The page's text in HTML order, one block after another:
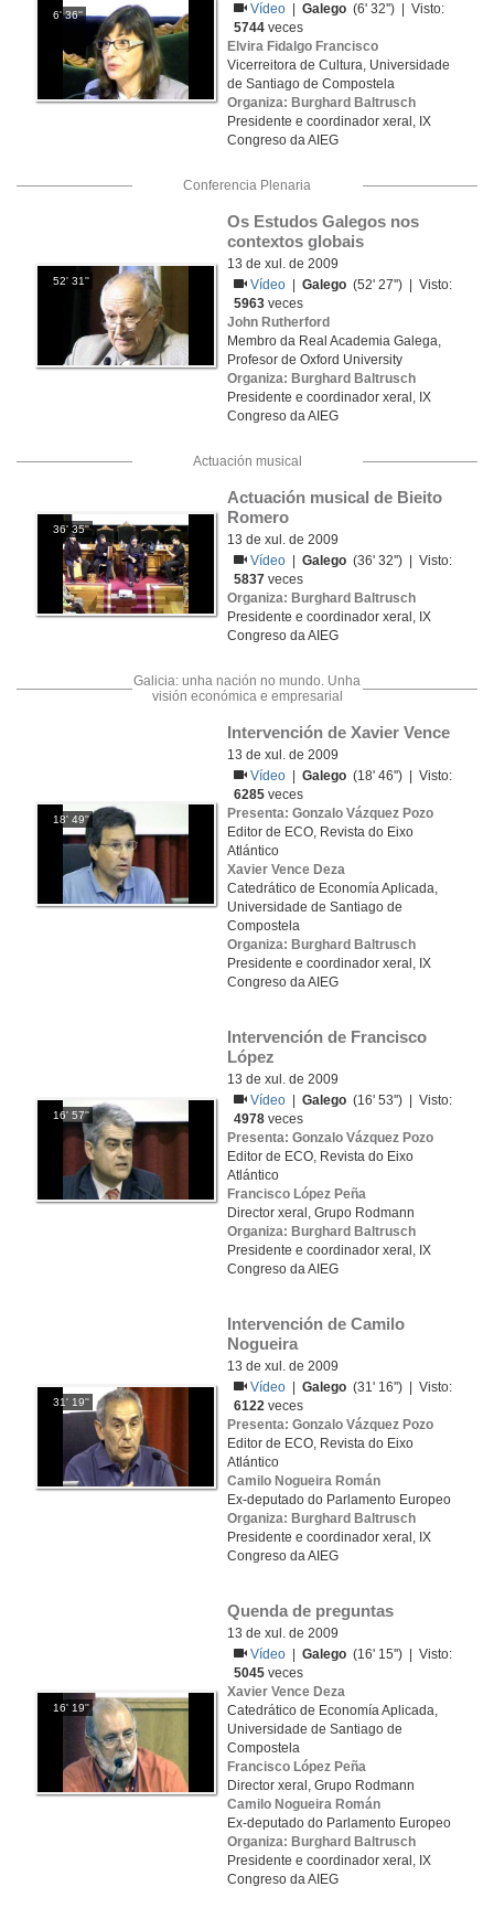
6' 36''
Vídeo
|Galego (6' 32'') | Visto:
5744 veces
Elvira Fidalgo Francisco
Vicerreitora de Cultura, Universidade
de Santiago de Compostela
Organiza: Burghard Baltrusch
Presidente e coordinador xeral, IX
Congreso da AIEG
Conferencia Plenaria
52' 31''
Os Estudos Galegos nos
contextos globais
13 de xul. de 2009
Vídeo
|Galego (52' 27'') | Visto:
5963 veces
John Rutherford
Membro da Real Academia Galega,
Profesor de Oxford University
Organiza: Burghard Baltrusch
Presidente e coordinador xeral, IX
Congreso da AIEG
Actuación musical
36' 35''
Actuación musical de Bieito
Romero
13 de xul. de 2009
Vídeo
|Galego (36' 32'') | Visto:
5837 veces
Organiza: Burghard Baltrusch
Presidente e coordinador xeral, IX
Congreso da AIEG
Galicia: unha nación no mundo. Unha
visión económica e empresarial
18' 49''
Intervención de Xavier Vence
13 de xul. de 2009
Vídeo
|Galego (18' 46'') | Visto:
6285 veces
Presenta: Gonzalo Vázquez Pozo
Editor de ECO, Revista do Eixo
Atlántico
Xavier Vence Deza
Catedrático de Economía Aplicada,
Universidade de Santiago de
Compostela
Organiza: Burghard Baltrusch
Presidente e coordinador xeral, IX
Congreso da AIEG
16' 57''
Intervención de Francisco
López
13 de xul. de 2009
Vídeo
|Galego (16' 53'') | Visto:
4978 veces
Presenta: Gonzalo Vázquez Pozo
Editor de ECO, Revista do Eixo
Atlántico
Francisco López Peña
Director xeral, Grupo Rodmann
Organiza: Burghard Baltrusch
Presidente e coordinador xeral, IX
Congreso da AIEG
31' 19''
Intervención de Camilo
Nogueira
13 de xul. de 2009
Vídeo
|Galego (31' 16'') | Visto:
6122 veces
Presenta: Gonzalo Vázquez Pozo
Editor de ECO, Revista do Eixo
Atlántico
Camilo Nogueira Román
Ex-deputado do Parlamento Europeo
Organiza: Burghard Baltrusch
Presidente e coordinador xeral, IX
Congreso da AIEG
16' 19''
Quenda de preguntas
13 de xul. de 2009
Vídeo
|Galego (16' 15'') | Visto:
5045 veces
Xavier Vence Deza
Catedrático de Economía Aplicada,
Universidade de Santiago de
Compostela
Francisco López Peña
Director xeral, Grupo Rodmann
Camilo Nogueira Román
Ex-deputado do Parlamento Europeo
Organiza: Burghard Baltrusch
Presidente e coordinador xeral, IX
Congreso da AIEG